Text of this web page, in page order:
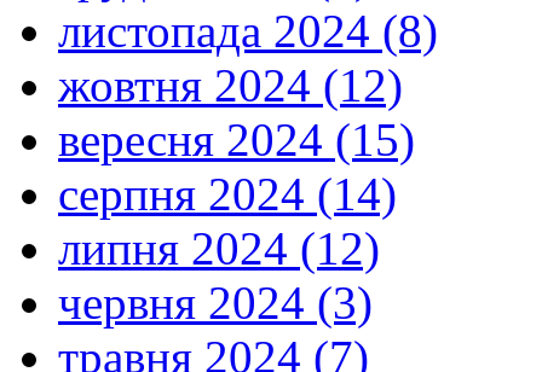
листопада 2024 (8)
жовтня 2024 (12)
вересня 2024 (15)
серпня 2024 (14)
липня 2024 (12)
червня 2024 (3)
травня 2024 (7)